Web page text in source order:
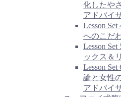
化したや
アドバイ
Lesson
へのこだ
Lesson
ックス＆
Lesson
論と女性
アドバイ